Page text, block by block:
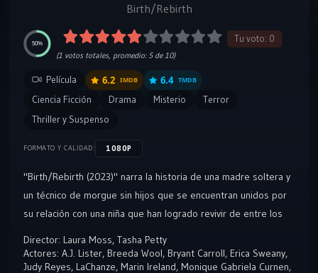
Birth/Rebirth
50% Tu voto: 0
(1 votos totales, promedio: 5de 10)
Película 6.2 IMDB 6.4 TMDB
Ciencia Ficción Drama Misterio
Terror
Thriller y Suspenso
FORMATO Y CALIDAD: 1080P
"Birth/Rebirth (2023)" narra la historia de una madre soltera y
un técnico de morgue sin hijos que se encuentran unidos por
su relación con una niña que han logrado revivir de entre los
dinámica entre estos tres personajes mientras lidian con las
implicaciones éticas y emocionales de la reanimación de la
Director: Laura Moss, Tasha Petty
Actores: A.J. Lister, Breeda Wool, Bryant Carroll, Erica Sweany,
Judy Reyes, LaChanze, Marin Ireland, Monique Gabriela Curnen,